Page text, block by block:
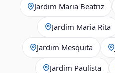
Jardim Maria Beatriz
Jardim Maria Rita
Jardim Mesquita
Jardim Paulista